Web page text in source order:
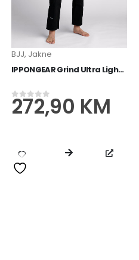
BJJ, Jakne
IPPONGEAR Grind Ultra Light BJJ Jacket black
0od 5
272,90 KM